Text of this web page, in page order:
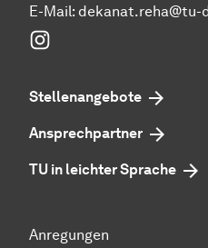
E-Mail: dekanat.reha@tu-
Stellenangebote
Ansprechpartner
TU in leichter Sprache
Anregungen